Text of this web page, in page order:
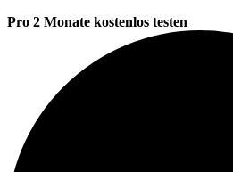
Pro 2 Monate kostenlos testen